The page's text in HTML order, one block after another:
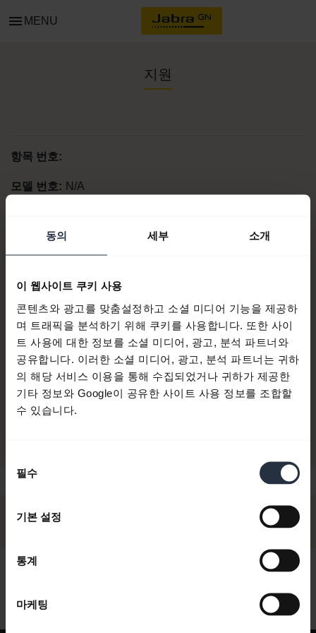
동의 세부 소개
이 웹사이트 쿠키 사용
콘텐츠와 광고를 맞춤설정하고 소셜 미디어 기능을 제공하
며 트래픽을 분석하기 위해 쿠키를 사용합니다. 또한 사이
트 사용에 대한 정보를 소셜 미디어, 광고, 분석 파트너와
공유합니다. 이러한 소셜 미디어, 광고, 분석 파트너는 귀하
의 해당 서비스 이용을 통해 수집되었거나 귀하가 제공한
기타 정보와 Google이 공유한 사이트 사용 정보를 조합할
수 있습니다.
필수
기본 설정
통계
마케팅
menu MENU
지원
항목 번호:
모델 번호: N/A
이런 업그레이드도 고려해보세요:
지금 구매